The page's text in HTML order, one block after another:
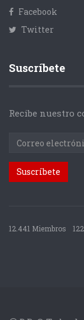
Facebook
Twitter
Suscríbete
Recibe nuestro
12.441 Miembros